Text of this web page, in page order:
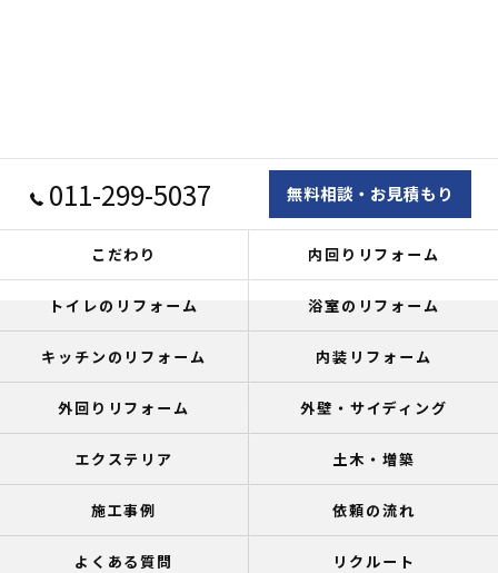
011-299-5037 無料相談・お見積もり
こだわり 内回りリフォーム
トイレのリフォーム 浴室のリフォーム
キッチンのリフォーム 内装リフォーム
外回りリフォーム 外壁・サイディング
エクステリア 土木・増築
施工事例 依頼の流れ
よくある質問 リクルート